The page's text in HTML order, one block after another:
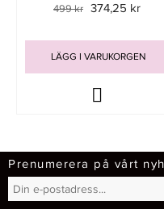
499 kr 374,25 kr
LÄGG I VARUKORGEN
Prenumerera på vårt